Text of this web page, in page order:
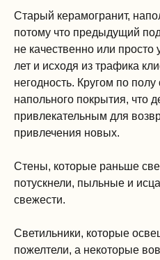
Старый керамогранит,
потому что предыдущий
не качественно или просто
лет и исходя из трафика
негодность. Кругом по
напольного покрытия, что
привлекательным для
привлечения новых.
Стены, которые раньше
потускнели, пыльные и
свежести.
Светильники, которые
пожелтели, а некоторые